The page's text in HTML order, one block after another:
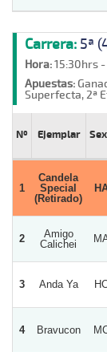
Carrera: 5ª
Hora:15:30hrs
Apuestas:
Superfecta, 2ª
Nº Ejemplar
1
Candela
Special
(Retirado)
2
Amigo
Calichei
3 Anda Ya
4 Bravucon